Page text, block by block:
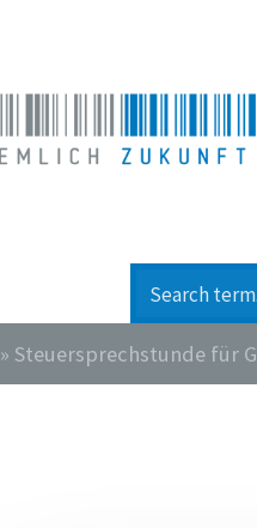
» Steuersprechstunde für